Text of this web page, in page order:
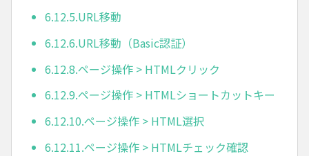
6.12.5.URL移動
6.12.6.URL移動（Basic認証）
6.12.8.ページ操作 > HTMLクリック
6.12.9.ページ操作 > HTMLショートカットキー
6.12.10.ページ操作 > HTML選択
6.12.11.ページ操作 > HTMLチェック確認